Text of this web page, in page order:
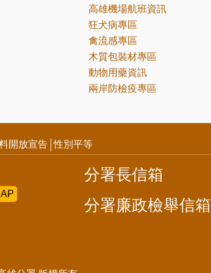
高雄機場航班資訊
狂犬病專區
禽流感專區
木質包裝材專區
動物用藥資訊
兩岸防檢疫專區
開放宣告 性別平等
分署長信箱
分署廉政檢舉信箱